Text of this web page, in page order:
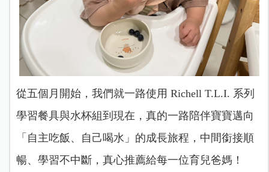
從五個月開始，我們就一路使用 Richell T.L.I. 系列
學習餐具與水杯組到現在，真的一路陪伴寶寶邁向
「自主吃飯、自己喝水」的成長旅程，中間銜接順
暢、學習不中斷，真心推薦給每一位育兒爸媽！